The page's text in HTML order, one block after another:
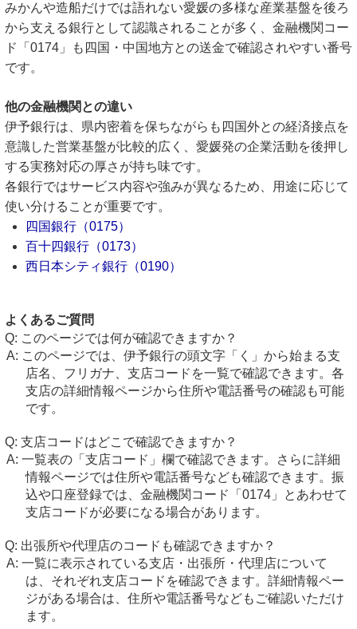
みかんや造船だけでは語れない愛媛の多様な産業基盤を後ろ
から支える銀行として認識されることが多く、金融機関コー
ド「0174」も四国・中国地方との送金で確認されやすい番号
です。
他の金融機関との違い
伊予銀行は、県内密着を保ちながらも四国外との経済接点を
意識した営業基盤が比較的広く、愛媛発の企業活動を後押し
する実務対応の厚さが持ち味です。
各銀行ではサービス内容や強みが異なるため、用途に応じて
使い分けることが重要です。
四国銀行（0175）
百十四銀行（0173）
西日本シティ銀行（0190）
よくあるご質問
このページでは何が確認できますか？
このページでは、伊予銀行の頭文字「く」から始まる支
店名、フリガナ、支店コードを一覧で確認できます。各
支店の詳細情報ページから住所や電話番号の確認も可能
です。
支店コードはどこで確認できますか？
一覧表の「支店コード」欄で確認できます。さらに詳細
情報ページでは住所や電話番号なども確認できます。振
込や口座登録では、金融機関コード「0174」とあわせて
支店コードが必要になる場合があります。
出張所や代理店のコードも確認できますか？
一覧に表示されている支店・出張所・代理店について
は、それぞれ支店コードを確認できます。詳細情報ペー
ジがある場合は、住所や電話番号などもご確認いただけ
ます。